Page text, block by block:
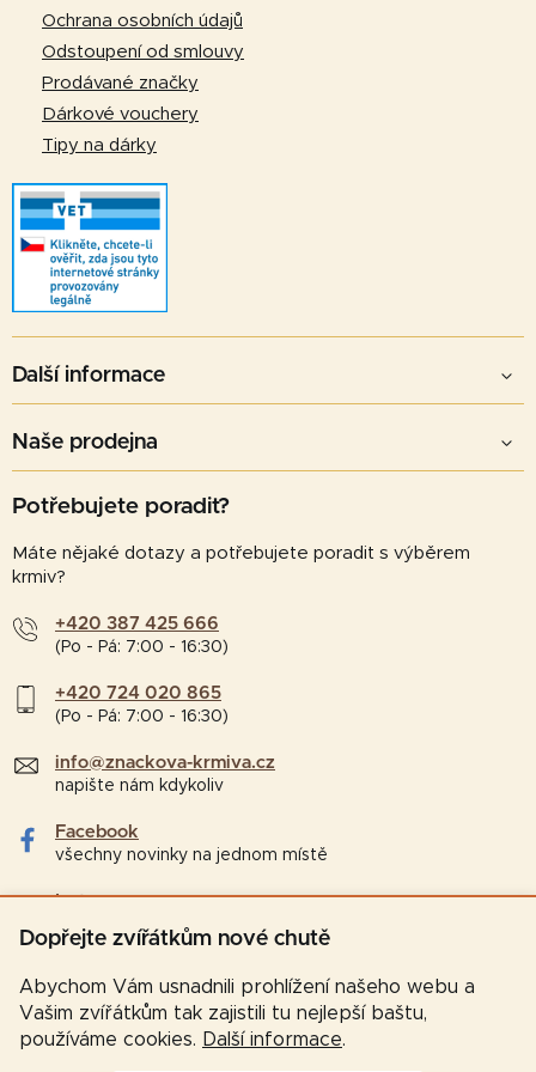
Dopřejte zvířátkům nové chutě
Abychom Vám usnadnili prohlížení našeho webu a
Vašim zvířátkům tak zajistili tu nejlepší baštu,
používáme cookies. Další informace.
Ochrana osobních údajů
Odstoupení od smlouvy
Prodávané značky
Dárkové vouchery
Tipy na dárky
Další informace
Naše prodejna
Potřebujete poradit?
Máte nějaké dotazy a potřebujete poradit s výběrem
krmiv?
+420 387 425 666
(Po - Pá: 7:00 - 16:30)
+420 724 020 865
(Po - Pá: 7:00 - 16:30)
info@znackova-krmiva.cz
napište nám kdykoliv
Facebook
všechny novinky na jednom místě
Instagram
tipy a zajímavosti pro chovatele